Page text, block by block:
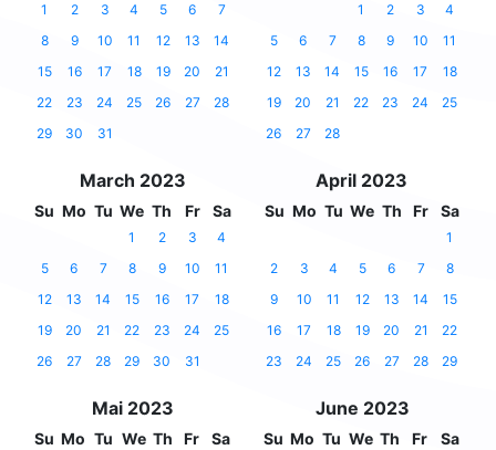
1 2 3 4 5 6
7
8
9 10 11 12 13
14
15
16 17 18 19 20
21
22
23 24 25 26 27
28
29
30 31
1 2 3
4
5
6 7 8 9 10
11
12
13 14 15 16 17
18
19
20 21 22 23 24
25
26
27 28
March 2023
Su Mo Tu We Th Fr Sa
1 2 3
4
5
6 7 8 9 10
11
12
13 14 15 16 17
18
19
20 21 22 23 24
25
26
27 28 29 30 31
April 2023
Su Mo Tu We Th Fr Sa
1
2
3 4 5 6 7
8
9
10 11 12 13 14
15
16
17 18 19 20 21
22
23
24 25 26 27 28 29
Mai 2023
Su Mo Tu We Th Fr Sa
June 2023
Su Mo Tu We Th Fr Sa